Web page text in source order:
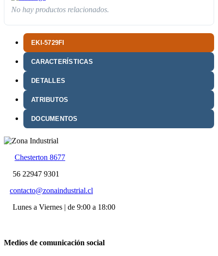
EKI-5729FI
CARACTERÍSTICAS
DETALLES
ATRIBUTOS
DOCUMENTOS
No hay productos relacionados.
Chesterton 8677
56 22947 9301
contacto@zonaindustrial.cl
Lunes a Viernes | de 9:00 a 18:00
Medios de comunicación social